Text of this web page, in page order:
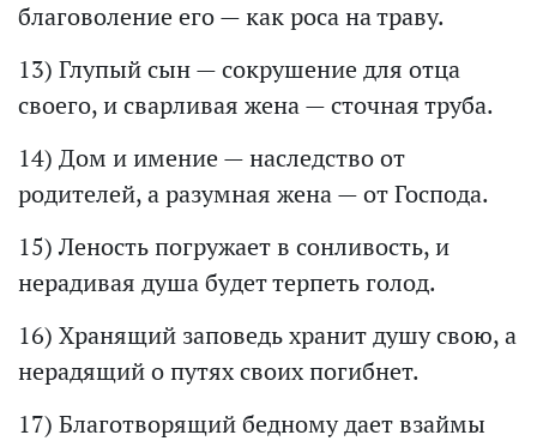
благоволение его — как роса на траву.
13) Глупый сын — сокрушение для отца
своего, и сварливая жена — сточная труба.
14) Дом и имение — наследство от
родителей, а разумная жена — от Господа.
15) Леность погружает в сонливость, и
нерадивая душа будет терпеть голод.
16) Хранящий заповедь хранит душу свою, а
нерадящий о путях своих погибнет.
17) Благотворящий бедному дает взаймы